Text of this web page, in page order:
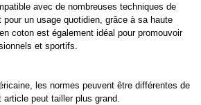
avec de nombreuses techniques de
un usage quotidien, grâce à sa haute
coton est également idéal pour promouvoir
et sportifs.
les normes peuvent être différentes de
article peut tailler plus grand.